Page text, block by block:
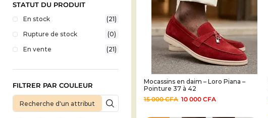
STATUT DU PRODUIT
En stock
(21)
Rupture de stock
(0)
En vente
(21)
FILTRER PAR COULEUR
Mocassins en daim – Loro Piana –
Pointure 37 à 42
15 000CFA 10 000 CFA